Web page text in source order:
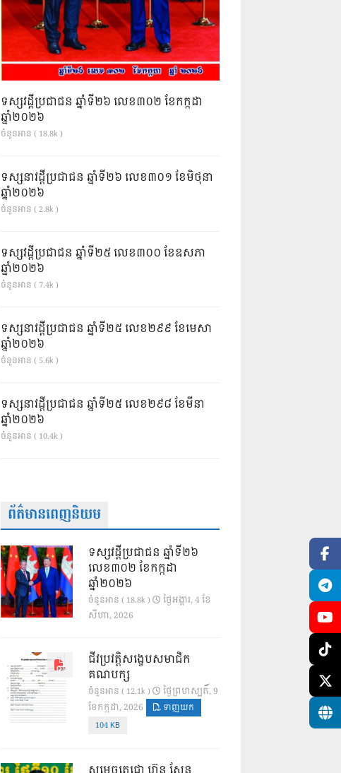
ទស្សវដ្តីប្រជាជន ឆ្នាំទី២៦ លេខ៣០២ ខែកក្កដា
ឆ្នាំ២០២៦
ចំនួនអាន ( 18.8k )
ទស្សនាវដ្ដីប្រជាជន ឆ្នាំទី២៦ លេខ៣០១ ខែមិថុនា
ឆ្នាំ២០២៦
ចំនួនអាន ( 2.8k )
ទស្សវដ្តីប្រជាជន ឆ្នាំទី២៥ លេខ៣០០ ខែឧសភា
ឆ្នាំ២០២៦
ចំនួនអាន ( 7.4k )
ទស្សនាវដ្ដីប្រជាជន ឆ្នាំទី២៥ លេខ២៩៩ ខែមេសា
ឆ្នាំ២០២៦
ចំនួនអាន ( 5.6k )
ទស្សនាវដ្ដីប្រជាជន ឆ្នាំទី២៥ លេខ២៩៨ ខែមីនា
ឆ្នាំ២០២៦
ចំនួនអាន ( 10.4k )
ព័ត៌មានពេញនិយម
ទស្សវដ្តីប្រជាជន ឆ្នាំទី២៦
លេខ៣០២ ខែកក្កដា
ឆ្នាំ២០២៦
ចំនួនអាន ( 18.8k )
ថ្ងៃ​អង្គារ, 4 ខែ​
សីហា, 2026
ជីវប្រវត្តិសង្ខេបសមាជិក
គណបក្ស
ចំនួនអាន ( 12.1k )
ថ្ងៃ​ព្រហស្បតិ៍, 9
ខែ​កក្កដា, 2026
ទាញយក
104 KB